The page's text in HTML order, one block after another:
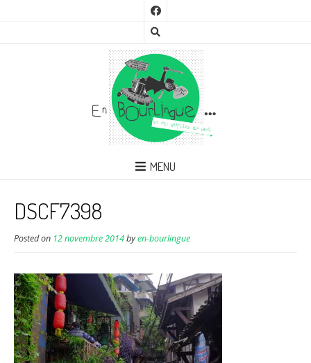
MENU
DSCF7398
Posted on 12 novembre 2014byen-bourlingue